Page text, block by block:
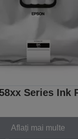
Series Ink
Aflați mai multe